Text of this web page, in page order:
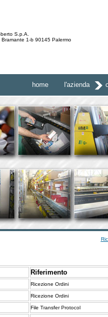
S.p.A.
Bramante 1-b 90145 Palermo
home l'azienda
Riferimento
Ricezione Ordini
Ricezione Ordini
File Transfer Protocol